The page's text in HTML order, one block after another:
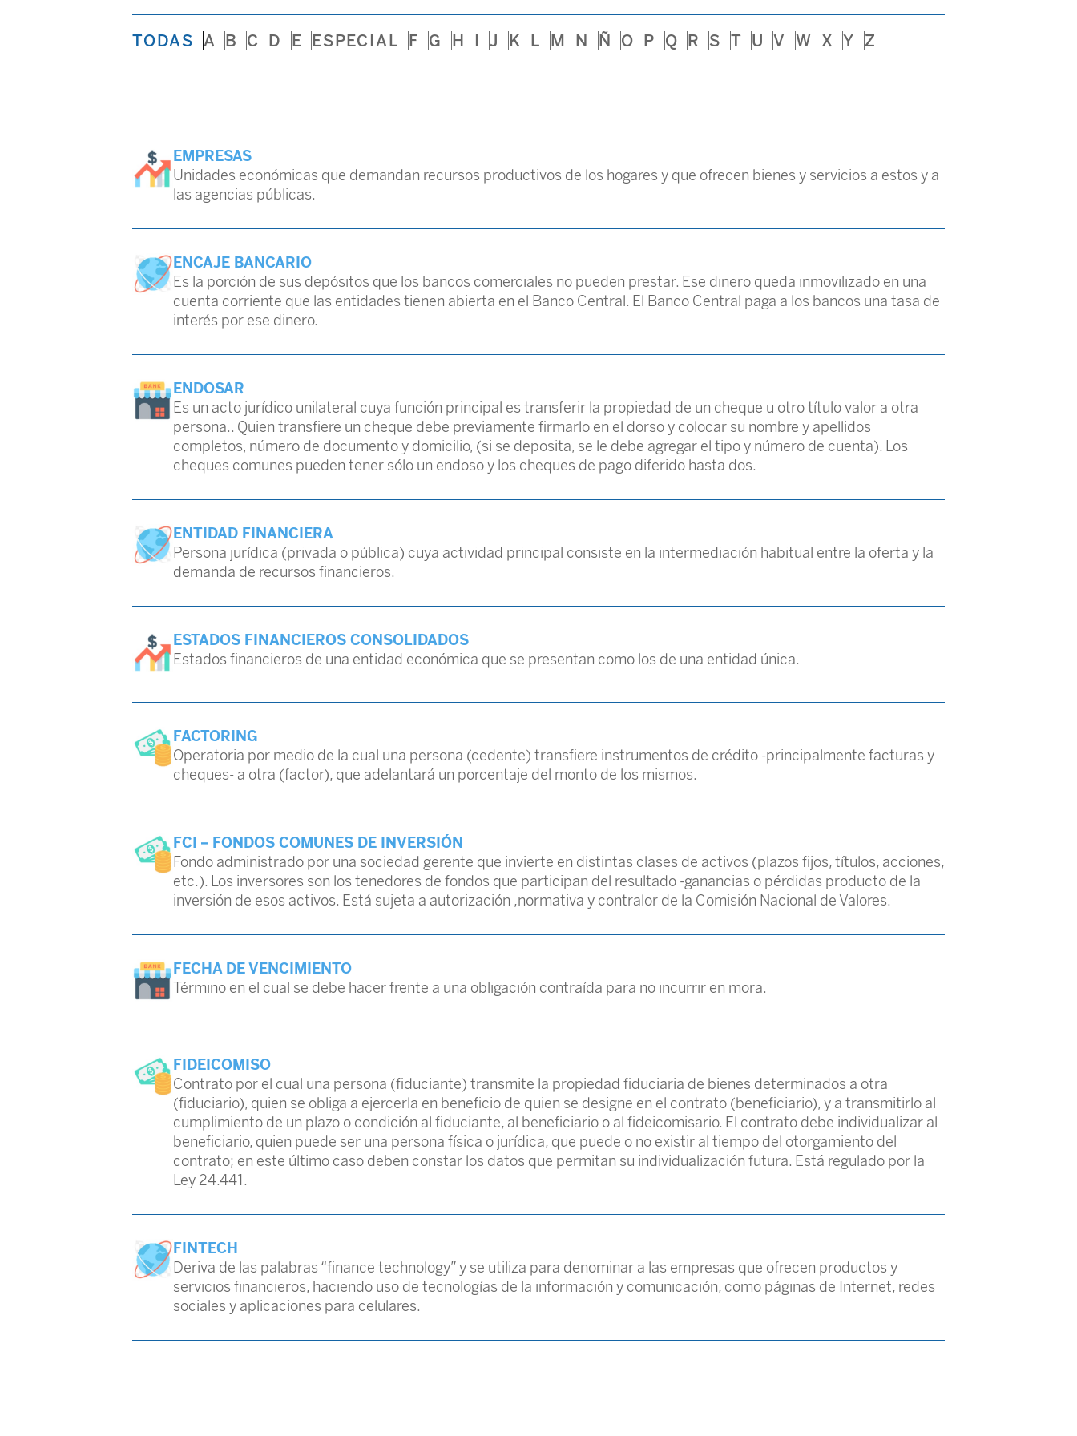
A B C D E ESPECIAL F G H I J K L M N Ñ O P Q R S T U V W X Y Z
TODAS
EMPRESAS
Unidades económicas que demandan recursos productivos de los hogares y que ofrecen bienes y servicios a estos y a
las agencias públicas.
ENCAJE BANCARIO
Es la porción de sus depósitos que los bancos comerciales no pueden prestar. Ese dinero queda inmovilizado en una
cuenta corriente que las entidades tienen abierta en el Banco Central. El Banco Central paga a los bancos una tasa de
interés por ese dinero.
ENDOSAR
Es un acto jurídico unilateral cuya función principal es transferir la propiedad de un cheque u otro título valor a otra
persona.. Quien transfiere un cheque debe previamente firmarlo en el dorso y colocar su nombre y apellidos
completos, número de documento y domicilio, (si se deposita, se le debe agregar el tipo y número de cuenta). Los
cheques comunes pueden tener sólo un endoso y los cheques de pago diferido hasta dos.
ENTIDAD FINANCIERA
Persona jurídica (privada o pública) cuya actividad principal consiste en la intermediación habitual entre la oferta y la
demanda de recursos financieros.
ESTADOS FINANCIEROS CONSOLIDADOS
Estados financieros de una entidad económica que se presentan como los de una entidad única.
FACTORING
Operatoria por medio de la cual una persona (cedente) transfiere instrumentos de crédito -principalmente facturas y
cheques- a otra (factor), que adelantará un porcentaje del monto de los mismos.
FCI – FONDOS COMUNES DE INVERSIÓN
Fondo administrado por una sociedad gerente que invierte en distintas clases de activos (plazos fijos, títulos, acciones,
etc.). Los inversores son los tenedores de fondos que participan del resultado -ganancias o pérdidas producto de la
inversión de esos activos. Está sujeta a autorización ,normativa y contralor de la Comisión Nacional de Valores.
FECHA DE VENCIMIENTO
Término en el cual se debe hacer frente a una obligación contraída para no incurrir en mora.
FIDEICOMISO
Contrato por el cual una persona (fiduciante) transmite la propiedad fiduciaria de bienes determinados a otra
(fiduciario), quien se obliga a ejercerla en beneficio de quien se designe en el contrato (beneficiario), y a transmitirlo al
cumplimiento de un plazo o condición al fiduciante, al beneficiario o al fideicomisario. El contrato debe individualizar al
beneficiario, quien puede ser una persona física o jurídica, que puede o no existir al tiempo del otorgamiento del
contrato; en este último caso deben constar los datos que permitan su individualización futura. Está regulado por la
Ley 24.441.
FINTECH
Deriva de las palabras “finance technology” y se utiliza para denominar a las empresas que ofrecen productos y
servicios financieros, haciendo uso de tecnologías de la información y comunicación, como páginas de Internet, redes
sociales y aplicaciones para celulares.